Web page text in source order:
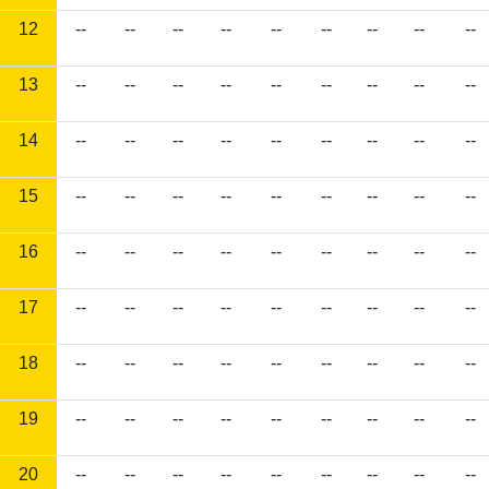
12 -- -- -- -- -- -- -- -- --
13 -- -- -- -- -- -- -- -- --
14 -- -- -- -- -- -- -- -- --
15 -- -- -- -- -- -- -- -- --
16 -- -- -- -- -- -- -- -- --
17 -- -- -- -- -- -- -- -- --
18 -- -- -- -- -- -- -- -- --
19 -- -- -- -- -- -- -- -- --
20 -- -- -- -- -- -- -- -- --